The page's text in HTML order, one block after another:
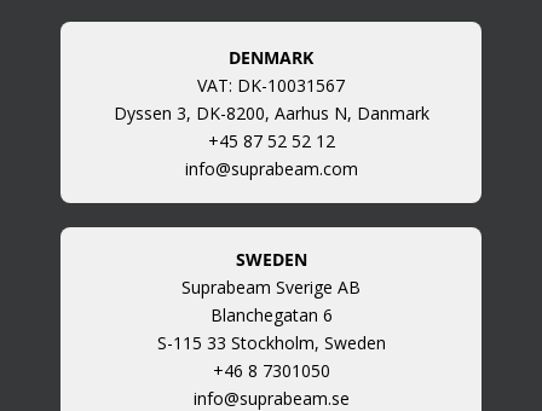
DENMARK
VAT: DK-10031567
Dyssen 3, DK-8200, Aarhus N, Danmark
+45 87 52 52 12
info@suprabeam.com
SWEDEN
Suprabeam Sverige AB
Blanchegatan 6
S-115 33 Stockholm, Sweden
+46 8 7301050
info@suprabeam.se